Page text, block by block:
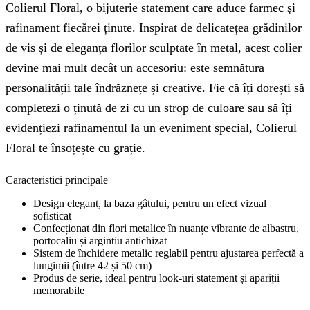
Colierul Floral, o bijuterie statement care aduce farmec și
rafinament fiecărei ținute. Inspirat de delicatețea grădinilor
de vis și de eleganța florilor sculptate în metal, acest colier
devine mai mult decât un accesoriu: este semnătura
personalității tale îndrăznețe și creative. Fie că îți dorești să
completezi o ținută de zi cu un strop de culoare sau să îți
evidențiezi rafinamentul la un eveniment special, Colierul
Floral te însoțește cu grație.
Caracteristici principale
Design elegant, la baza gâtului, pentru un efect vizual
sofisticat
Confecționat din flori metalice în nuanțe vibrante de albastru,
portocaliu și argintiu antichizat
Sistem de închidere metalic reglabil pentru ajustarea perfectă a
lungimii (între 42 și 50 cm)
Produs de serie, ideal pentru look-uri statement și apariții
memorabile